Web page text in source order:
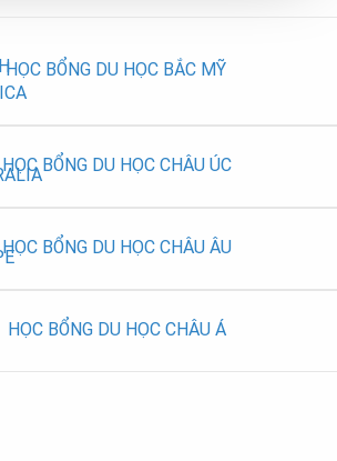
HỌC BỔNG DU HỌC BẮC MỸ
HỌC BỔNG DU HỌC CHÂU ÚC
HỌC BỔNG DU HỌC CHÂU ÂU
HỌC BỔNG DU HỌC CHÂU Á